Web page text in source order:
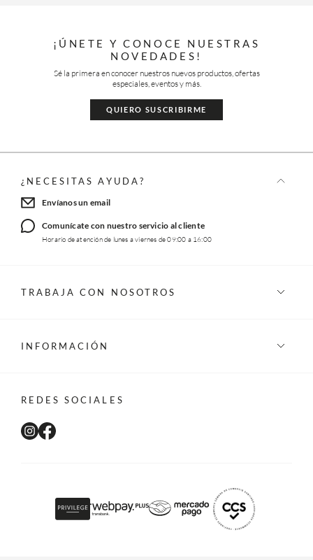
¡ÚNETE Y CONOCE NUESTRAS
NOVEDADES!
Sé la primera en conocer nuestros nuevos productos, ofertas
especiales, eventos y más.
QUIERO SUSCRIBIRME
¿NECESITAS AYUDA?
Envíanos un email
Comunícate con nuestro servicio al cliente
Horario de atención de lunes a viernes de 09:00 a 16:00
TRABAJA CON NOSOTROS
INFORMACIÓN
REDES SOCIALES